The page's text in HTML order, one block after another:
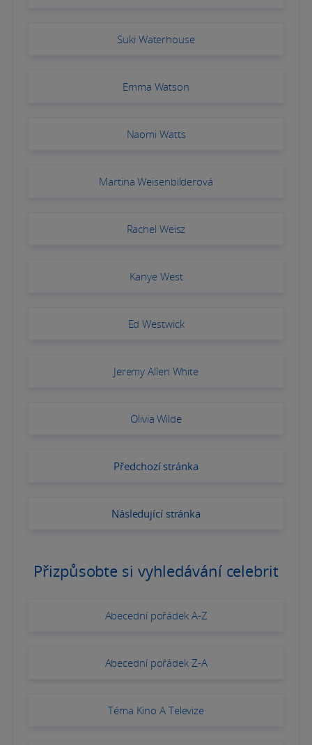
Suki Waterhouse
Emma Watson
Naomi Watts
Martina Weisenbilderová
Rachel Weisz
Kanye West
Ed Westwick
Jeremy Allen White
Olivia Wilde
Předchozí stránka
Následující stránka
Přizpůsobte si vyhledávání celebrit
Abecední pořádek A-Z
Abecední pořádek Z-A
Téma Kino A Televize